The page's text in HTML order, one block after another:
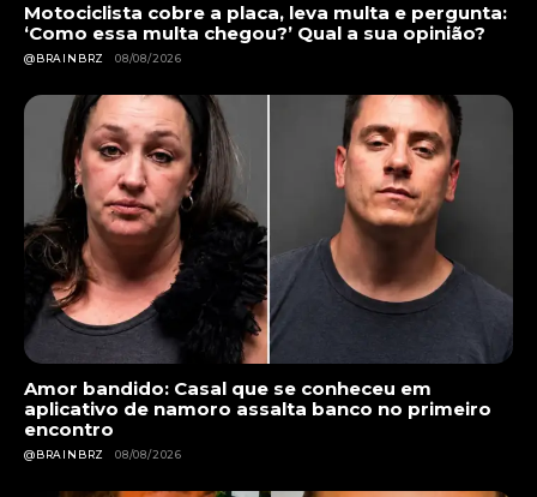
Motociclista cobre a placa, leva multa e pergunta:
‘Como essa multa chegou?’ Qual a sua opinião?
@BRAINBRZ 08/08/2026
Amor bandido: Casal que se conheceu em
aplicativo de namoro assalta banco no primeiro
encontro
@BRAINBRZ 08/08/2026